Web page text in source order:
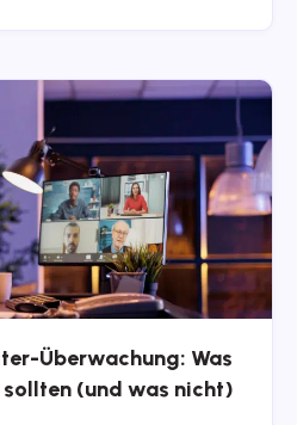
Überwachung: Was
(und was nicht)